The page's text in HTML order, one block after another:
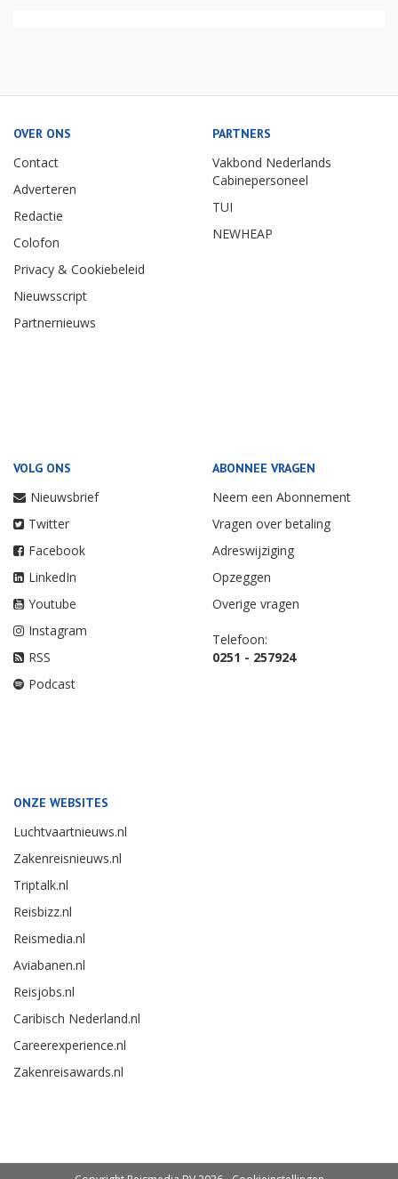
OVER ONS
Contact
Adverteren
Redactie
Colofon
Privacy & Cookiebeleid
Nieuwsscript
Partnernieuws
PARTNERS
Vakbond Nederlands
Cabinepersoneel
TUI
NEWHEAP
VOLG ONS
Nieuwsbrief
Twitter
Facebook
LinkedIn
Youtube
Instagram
RSS
Podcast
ABONNEE VRAGEN
Neem een Abonnement
Vragen over betaling
Adreswijziging
Opzeggen
Overige vragen
Telefoon:
0251 - 257924
ONZE WEBSITES
Luchtvaartnieuws.nl
Zakenreisnieuws.nl
Triptalk.nl
Reisbizz.nl
Reismedia.nl
Aviabanen.nl
Reisjobs.nl
Caribisch Nederland.nl
Careerexperience.nl
Zakenreisawards.nl